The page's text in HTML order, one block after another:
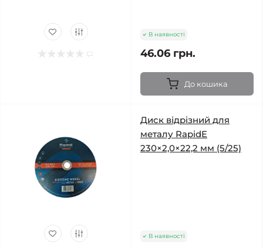
В наявності
46.06 грн.
До кошика
Диск відрізний для
металу RapidE
230×2,0×22,2 мм (5/25)
В наявності